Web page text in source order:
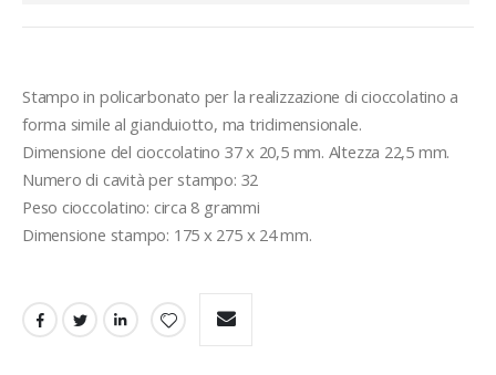
Stampo in policarbonato per la realizzazione di cioccolatino a
forma simile al gianduiotto, ma tridimensionale.
Dimensione del cioccolatino 37 x 20,5 mm. Altezza 22,5 mm.
Numero di cavità per stampo: 32
Peso cioccolatino: circa 8 grammi
Dimensione stampo: 175 x 275 x 24 mm.